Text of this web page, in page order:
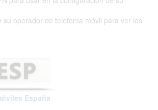
su operador de telefonía móvil para ver los
España